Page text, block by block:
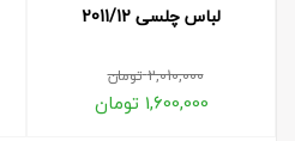
لباس چلسی 2011/12
2,010,000تومان
1,600,000 تومان